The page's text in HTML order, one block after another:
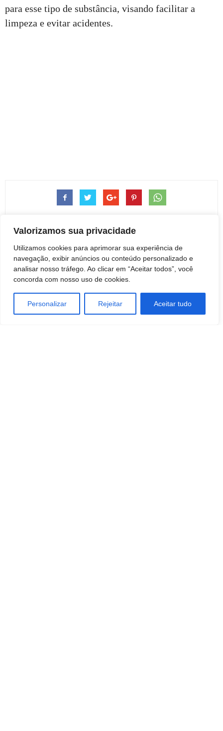
Valorizamos sua privacidade
Utilizamos cookies para aprimorar sua experiência de
navegação, exibir anúncios ou conteúdo personalizado e
analisar nosso tráfego. Ao clicar em “Aceitar todos”, você
concorda com nosso uso de cookies.
Personalizar Rejeitar Aceitar tudo
para esse tipo de substância, visando facilitar a
limpeza e evitar acidentes.
Artigo anterior
Morre aos 82 anos o Professor
Emérito do IBB/Unesp, Roberto
Sogayar
Próximo artigo
Botucatu: 93.Rock comemora
03 anos com tributo ao ACDC
neste sábado, dia 11